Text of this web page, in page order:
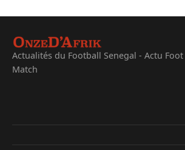
Actualités du Football Senegal - Actu Foot
Match